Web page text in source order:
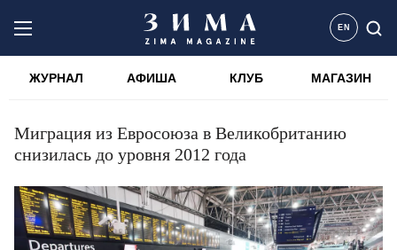
EN
ЖУРНАЛ АФИША КЛУБ МАГАЗИН
Миграция из Евросоюза в Великобританию
снизилась до уровня 2012 года